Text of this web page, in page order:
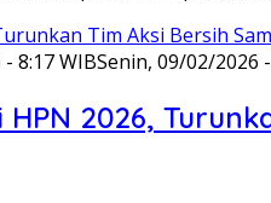
8:17 WIBSenin, 09/02/2026
2026,